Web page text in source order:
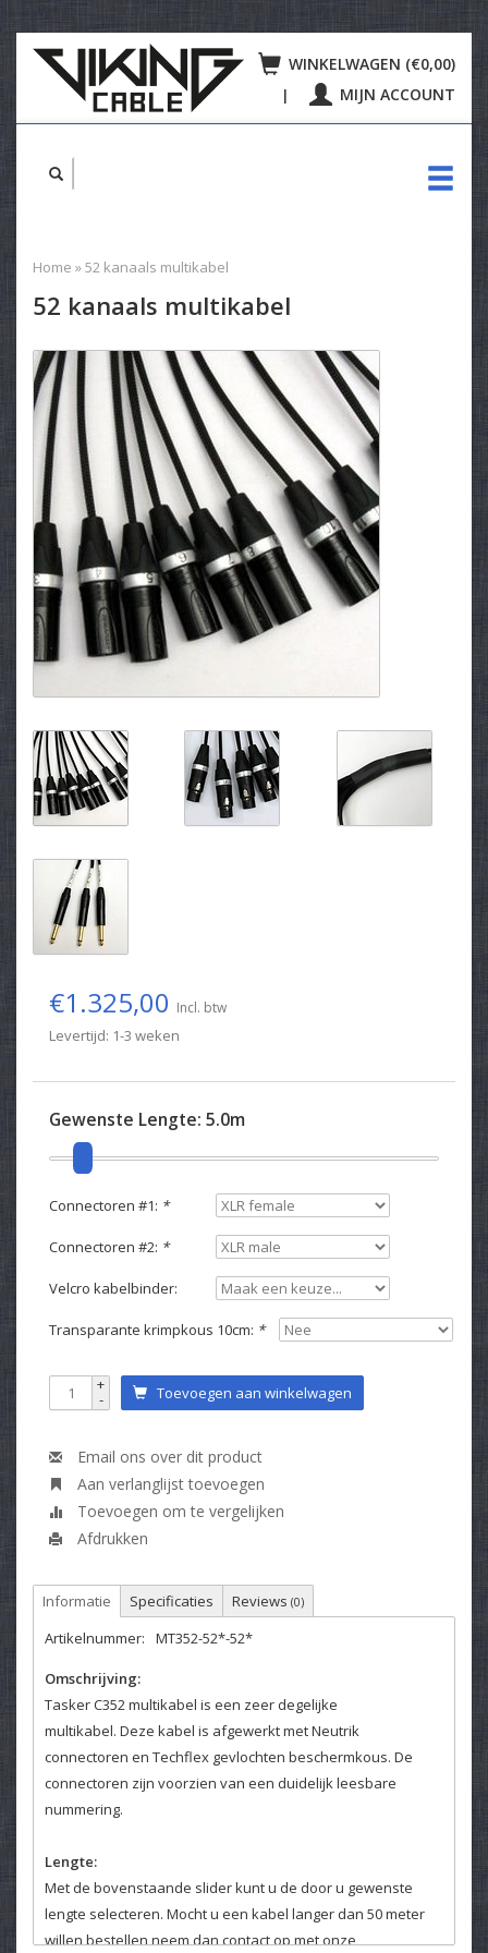
WINKELWAGEN (€0,00)
| MIJN ACCOUNT
Home »52 kanaals multikabel
52 kanaals multikabel
€1.325,00 Incl. btw
Levertijd: 1-3 weken
Gewenste Lengte: 5.0m
Connectoren #1: *
Connectoren #2: *
Velcro kabelbinder:
Transparante krimpkous 10cm: *
+
- Toevoegen aan winkelwagen
Email ons over dit product
Aan verlanglijst toevoegen
Toevoegen om te vergelijken
Afdrukken
Informatie Specificaties Reviews (0)
Artikelnummer: MT352-52*-52*
Omschrijving:
Tasker C352 multikabel is een zeer degelijke
multikabel. Deze kabel is afgewerkt met Neutrik
connectoren en Techflex gevlochten beschermkous. De
connectoren zijn voorzien van een duidelijk leesbare
nummering.
Lengte:
Met de bovenstaande slider kunt u de door u gewenste
lengte selecteren. Mocht u een kabel langer dan 50 meter
willen bestellen neem dan contact op met onze